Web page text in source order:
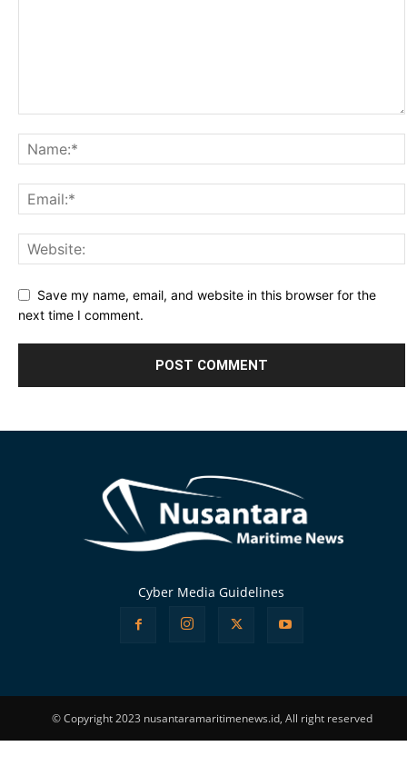
Save my name, email, and website in this browser for the
next time I comment.
Cyber Media Guidelines
© Copyright 2023 nusantaramaritimenews.id, All right reserved